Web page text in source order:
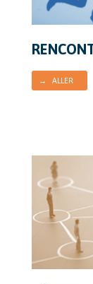
→ ALLER